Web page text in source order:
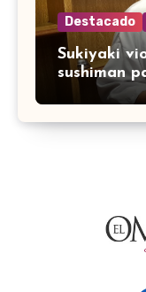
Destacado
Sukiyaki
sushiman